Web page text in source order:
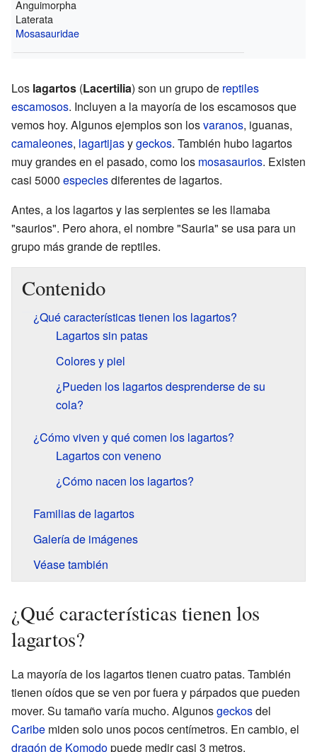
Anguimorpha
Laterata
Mosasauridae
Los lagartos (Lacertilia) son un grupo de reptiles
escamosos. Incluyen a la mayoría de los escamosos que
vemos hoy. Algunos ejemplos son losvaranos, iguanas,
camaleones, lagartijasygeckos. También hubo lagartos
muy grandes en el pasado, como los mosasaurios. Existen
casi 5000 especiesdiferentes de lagartos.
Antes, a los lagartos y las serpientes se les llamaba
"saurios". Pero ahora, el nombre "Sauria" se usa para un
grupo más grande de reptiles.
Contenido
¿Qué características tienen los lagartos?
Lagartos sin patas
Colores y piel
¿Pueden los lagartos desprenderse de su
cola?
¿Cómo viven y qué comen los lagartos?
Lagartos con veneno
¿Cómo nacen los lagartos?
Familias de lagartos
Galería de imágenes
Véase también
¿Qué características tienen los
lagartos?
La mayoría de los lagartos tienen cuatro patas. También
tienen oídos que se ven por fuera y párpados que pueden
mover. Su tamaño varía mucho. Algunosgeckosdel
Caribe miden solo unos pocos centímetros. En cambio, el
dragón de Komodopuede medir casi 3 metros.